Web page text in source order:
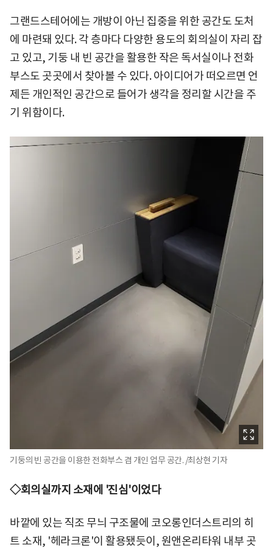
그랜드스테어에는 개방이 아닌 집중을 위한 공간도 도처
에 마련돼 있다. 각 층마다 다양한 용도의 회의실이 자리 잡
고 있고, 기둥 내 빈 공간을 활용한 작은 독서실이나 전화
부스도 곳곳에서 찾아볼 수 있다. 아이디어가 떠오르면 언
제든 개인적인 공간으로 들어가 생각을 정리할 시간을 주
기 위함이다.
기둥의 빈 공간을 이용한 전화부스 겸 개인 업무 공간. /최상현 기자
◇회의실까지 소재에 '진심'이었다
바깥에 있는 직조 무늬 구조물에 코오롱인더스트리의 히
트 소재, '헤라크론'이 활용됐듯이, 원앤온리타워 내부 곳